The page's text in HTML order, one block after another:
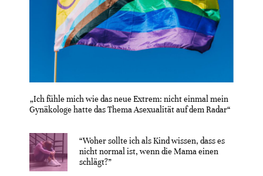
„Ich fühle mich wie das neue Extrem: nicht einmal mein
Gynäkologe hatte das Thema Asexualität auf dem Radar“
“Woher sollte ich als Kind wissen, dass es
nicht normal ist, wenn die Mama einen
schlägt?”